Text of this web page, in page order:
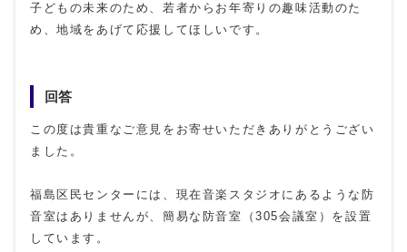
子どもの未来のため、若者からお年寄りの趣味活動のた
め、地域をあげて応援してほしいです。
回答
この度は貴重なご意見をお寄せいただきありがとうござい
ました。
福島区民センターには、現在音楽スタジオにあるような防
音室はありませんが、簡易な防音室（305会議室）を設置
しています。